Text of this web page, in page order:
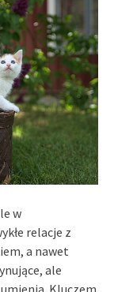
w
relacje z
a nawet
ale
Kluczem